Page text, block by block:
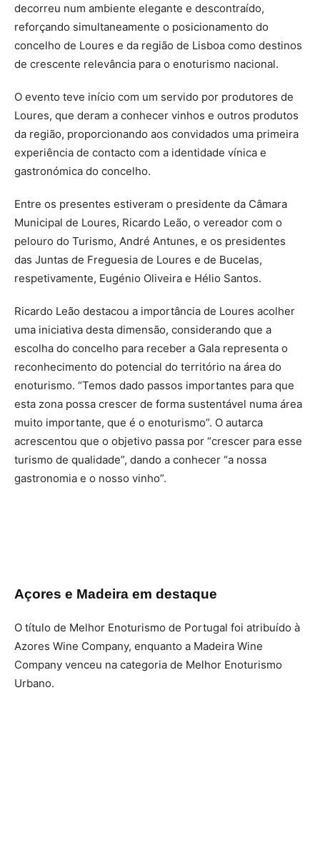
decorreu num ambiente elegante e descontraído,
reforçando simultaneamente o posicionamento do
concelho de Loures e da região de Lisboa como destinos
de crescente relevância para o enoturismo nacional.
O evento teve início com um servido por produtores de
Loures, que deram a conhecer vinhos e outros produtos
da região, proporcionando aos convidados uma primeira
experiência de contacto com a identidade vínica e
gastronómica do concelho.
Entre os presentes estiveram o presidente da Câmara
Municipal de Loures, Ricardo Leão, o vereador com o
pelouro do Turismo, André Antunes, e os presidentes
das Juntas de Freguesia de Loures e de Bucelas,
respetivamente, Eugénio Oliveira e Hélio Santos.
Ricardo Leão destacou a importância de Loures acolher
uma iniciativa desta dimensão, considerando que a
escolha do concelho para receber a Gala representa o
reconhecimento do potencial do território na área do
enoturismo. “Temos dado passos importantes para que
esta zona possa crescer de forma sustentável numa área
muito importante, que é o enoturismo”. O autarca
acrescentou que o objetivo passa por “crescer para esse
turismo de qualidade”, dando a conhecer “a nossa
gastronomia e o nosso vinho”.
Açores e Madeira em destaque
O título de Melhor Enoturismo de Portugal foi atribuído à
Azores Wine Company, enquanto a Madeira Wine
Company venceu na categoria de Melhor Enoturismo
Urbano.